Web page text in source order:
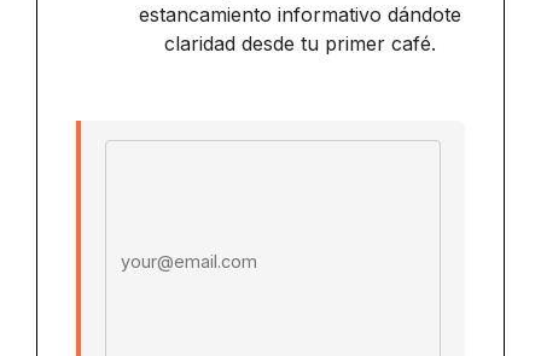
estancamiento informativo dándote
claridad desde tu primer café.